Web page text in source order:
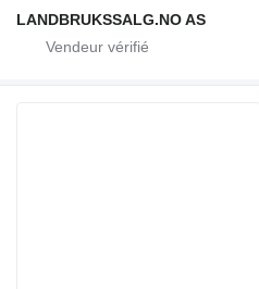
LANDBRUKSSALG.NO AS